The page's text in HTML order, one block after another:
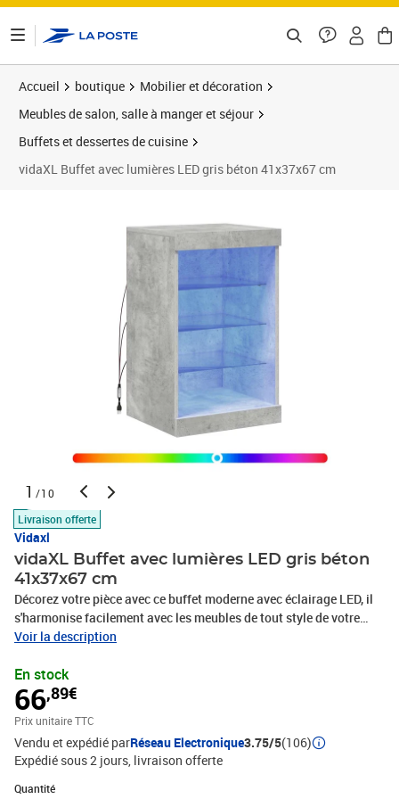
Accueil boutique
Mobilier et décoration
Meubles de salon, salle à manger et séjour
Buffets et dessertes de cuisine
vidaXL Buffet avec lumières LED gris béton 41x37x67 cm
1 /10
Livraison offerte
Vidaxl
vidaXL Buffet avec lumières LED gris béton
41x37x67 cm
Décorez votre pièce avec ce buffet moderne avec éclairage LED, il
s'harmonise facilement avec les meubles de tout style de votre
maison. Matériau durable : le bois d'ingénierie est d'une qualité
résistance, stabilité et résistance à l'humidité.Grand espace de
rangement : le buffet offre beaucoup d'espace de rangement pour
garder vos magazines, livres, télécommandes et autres petits
objets bien organisés et à portée de main.Fonction d'affichage : le
dessus robuste du buffet est idéal pour afficher des objets
décoratifs, des cadres photo ou des plantes en pot.Lumières LED
réglables : cette armoire de rangement est équipée de lumières
Voir la description
En stock
66,89€
Prix unitaire TTC
Vendu et expédié parRéseau Electronique3.75/5(106)
Expédié sous 2 jours livraison offerte
Quantité
Quantité : 1